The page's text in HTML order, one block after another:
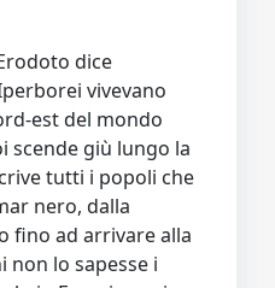
dice
vivevano
est del mondo
scende giù lungo la
tutti i popoli che
nero, dalla
fino ad arrivare alla
non lo sapesse i